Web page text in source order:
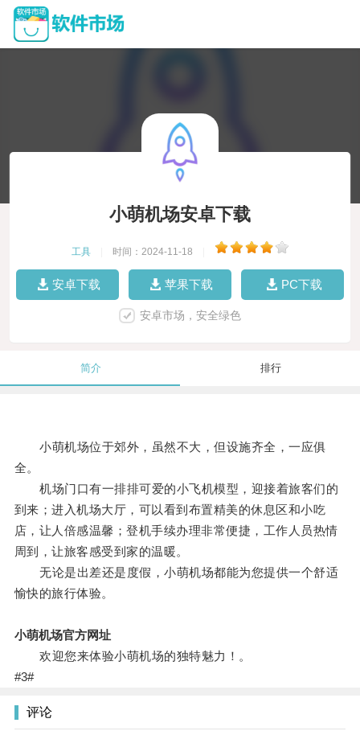
小萌机场安卓下载
工具 时间：2024-11-18
安卓下载 苹果下载 PC下载
安卓市场，安全绿色
简介 排行
小萌机场位于郊外，虽然不大，但设施齐全，一应俱
全。
机场门口有一排排可爱的小飞机模型，迎接着旅客们的
到来；进入机场大厅，可以看到布置精美的休息区和小吃
店，让人倍感温馨；登机手续办理非常便捷，工作人员热情
周到，让旅客感受到家的温暖。
无论是出差还是度假，小萌机场都能为您提供一个舒适
愉快的旅行体验。
小萌机场官方网址
欢迎您来体验小萌机场的独特魅力！。
#3#
评论